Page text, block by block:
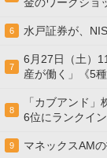
金のワークショ
6 水戸証券が、
7
6月27日（土）
産が働く」《5
8
「カブアンド
6位にランクイ
9 マネックスAM